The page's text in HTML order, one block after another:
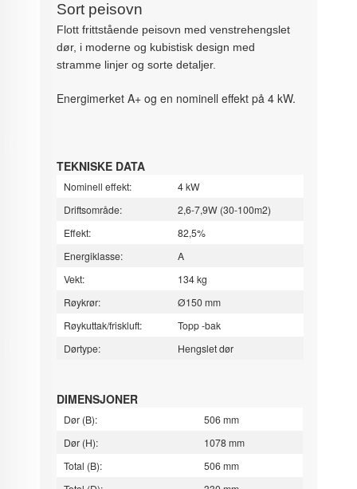
Sort peisovn
Flott frittstående peisovn med venstrehengslet
dør, i moderne og kubistisk design med
stramme linjer og sorte detaljer.
Energimerket A+ og en nominell effekt på 4 kW.
TEKNISKE DATA
Nominell effekt:
4 kW
Driftsområde:
2,6-7,9W (30-100m2)
Effekt:
82,5%
Energiklasse:
A
Vekt:
134 kg
Røykrør:
Ø150 mm
Røykuttak/friskluft:
Topp -bak
Dørtype:
Hengslet dør
DIMENSJONER
Dør (B):
506 mm
Dør (H):
1078 mm
Total (B):
506 mm